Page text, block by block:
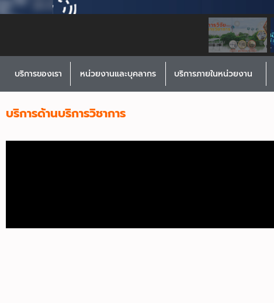
บริการของเรา หน่วยงานและบุคลากร บริการภายในหน่วยงาน
บริการด้านบริการวิชาการ